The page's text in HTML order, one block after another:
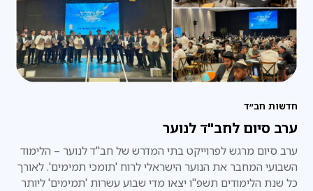
חדשות חב״ד
ערב סיום לחב"ד לנוער
ערב סיום מרגש לפרוייקט בתי המדרש של חב"ד לנוער – הלימוד
השבועי המחבר את הנוער הישראלי לרוח 'תומכי תמימים'. לאורך
כל שנת הלימודים תשפ"ו יצאו מדי שבוע עשרות 'תמימים' ליותר